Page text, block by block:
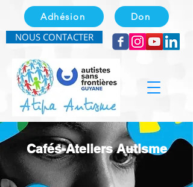
Adhésion Don
NOUS CONTACTER
Cafés-Ateliers Autisme